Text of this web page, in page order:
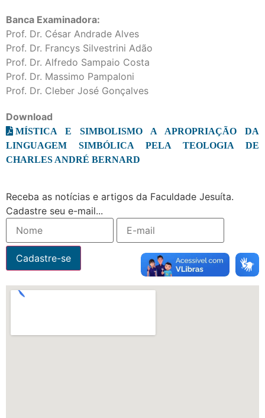
Banca Examinadora:
Prof. Dr. César Andrade Alves
Prof. Dr. Francys Silvestrini Adão
Prof. Dr. Alfredo Sampaio Costa
Prof. Dr. Massimo Pampaloni
Prof. Dr. Cleber José Gonçalves
Download
MÍSTICA E SIMBOLISMO A APROPRIAÇÃO DA
LINGUAGEM SIMBÓLICA PELA TEOLOGIA DE
CHARLES ANDRÉ BERNARD
Receba as notícias e artigos da Faculdade Jesuíta.
Cadastre seu e-mail...